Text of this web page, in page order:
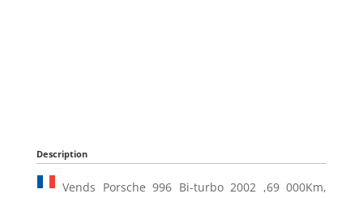
Description
Vends Porsche 996 Bi-turbo 2002 ,69 000Km,